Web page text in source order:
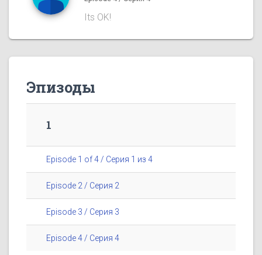
Its OK!
Эпизоды
1
Episode 1 of 4 / Серия 1 из 4
Episode 2 / Серия 2
Episode 3 / Серия 3
Episode 4 / Серия 4